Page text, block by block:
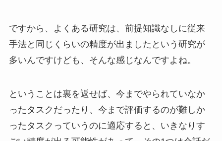
ですから、よくある研究は、前提知識なしに従来
手法と同じくらいの精度が出ましたという研究が
多いんですけども、そんな感じなんですよね。
ということは裏を返せば、今までやられていなか
ったタスクだったり、今まで評価するのが難しか
ったタスクっていうのに適応すると、いきなりす